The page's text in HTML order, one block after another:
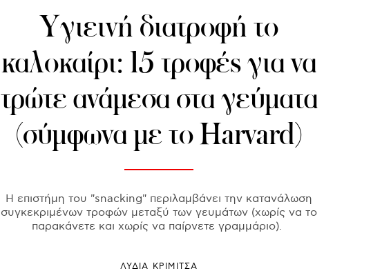
Υγιεινή διατροφή το
καλοκαίρι: 15 τροφές για να
τρώτε ανάμεσα στα γεύματα
(σύμφωνα με το Harvard)
Η επιστήμη του "snacking" περιλαμβάνει την κατανάλωση
συγκεκριμένων τροφών μεταξύ των γευμάτων (χωρίς να το
παρακάνετε και χωρίς να παίρνετε γραμμάριο).
ΛΥΔΊΑ ΚΡΙΜΙΤΣΆ